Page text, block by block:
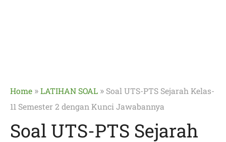
Home »LATIHAN SOAL » Soal UTS-PTS Sejarah Kelas-
11 Semester 2 dengan Kunci Jawabannya
Soal UTS-PTS Sejarah